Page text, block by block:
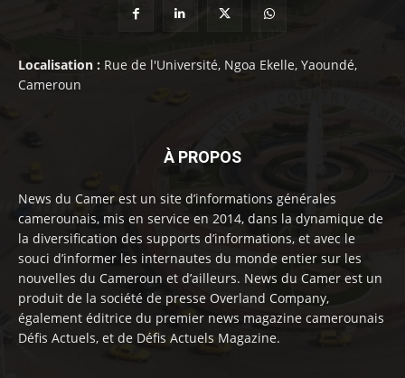
Localisation : Rue de l'Université, Ngoa Ekelle, Yaoundé,
Cameroun
À PROPOS
News du Camer est un site d’informations générales
camerounais, mis en service en 2014, dans la dynamique de
la diversification des supports d’informations, et avec le
souci d’informer les internautes du monde entier sur les
nouvelles du Cameroun et d’ailleurs. News du Camer est un
produit de la société de presse Overland Company,
également éditrice du premier news magazine camerounais
Défis Actuels, et de Défis Actuels Magazine.